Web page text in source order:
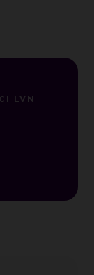
LVN